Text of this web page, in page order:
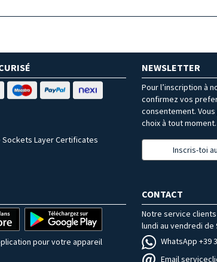
Sockets Layer Certificates
NEWSLETTER
Pour l’inscription à
confirmez vos
consentement.
choix à tout moment.
Inscris-toi
pour votre appareil
CONTACT
Notre service
lundi au vendredi de
WhatsApp +39
Email